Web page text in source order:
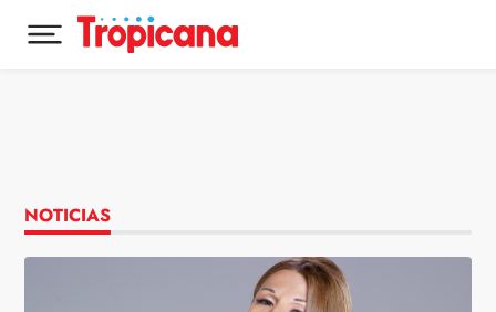
Desplegar menú principal
NOTICIAS